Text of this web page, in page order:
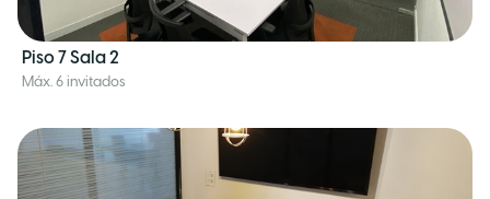
Piso 7 Sala 2
Máx. 6 invitados